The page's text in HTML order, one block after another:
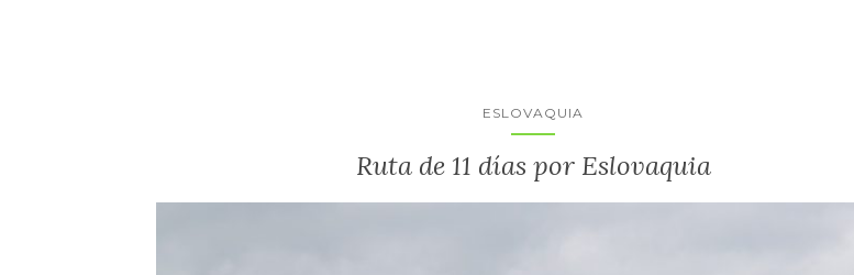
ESLOVAQUIA
Ruta de 11 días por Eslovaquia